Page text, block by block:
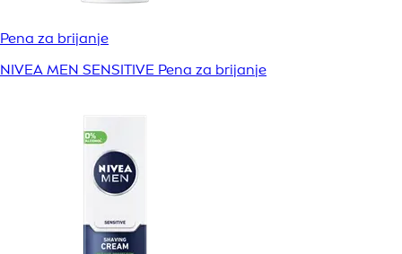
Pena za brijanje
NIVEA MEN SENSITIVE Pena za brijanje